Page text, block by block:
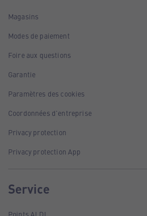
Magasins
Modes de paiement
Foire aux questions
Garantie
Paramètres des cookies
Coordonnées d'entreprise
Privacy protection
Privacy protection App
Service
Points ALDI